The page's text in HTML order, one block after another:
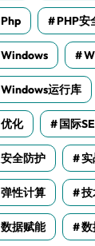
Php PHP安
Windows
Windows运行库
优化 国际
安全防护 实
弹性计算 技
数据赋能 数